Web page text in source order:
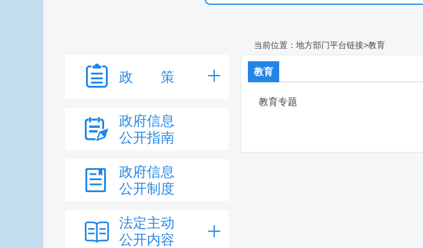
政 策
政府信息
公开指南
政府信息
公开制度
法定主动
公开内容
当前位置： 地方部门平台链接>教育
教育
教育专题